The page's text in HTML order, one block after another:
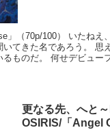
」（70p/100） いたねえ
てきた名であろう。 思
ものだ。 何せデビュー
更なる先、へと
OSIRIS/「Angel